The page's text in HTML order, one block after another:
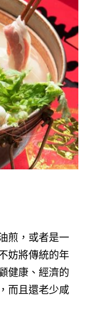
煎，或者是一
妨將傳統的年
健康、經濟的
而且還老少咸